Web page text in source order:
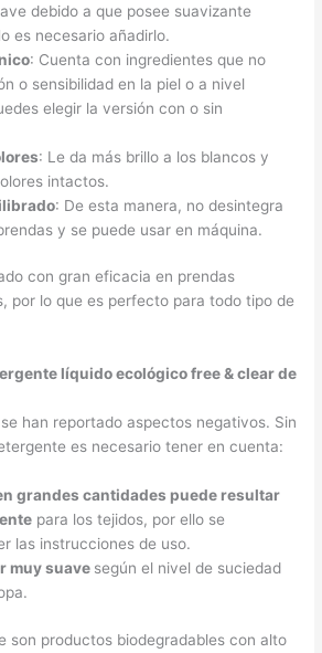
debido a que posee suavizante
es necesario añadirlo.
: Cuenta con ingredientes que no
o sensibilidad en la piel o a nivel
elegir la versión con o sin
: Le da más brillo a los blancos y
intactos.
: De esta manera, no desintegra
y se puede usar en máquina.
con gran eficacia en prendas
por lo que es perfecto para todo tipo de
líquido ecológico free & clear de
han reportado aspectos negativos. Sin
es necesario tener en cuenta:
grandes cantidades puede resultar
para los tejidos, por ello se
las instrucciones de uso.
muy suave según el nivel de suciedad
son productos biodegradables con alto